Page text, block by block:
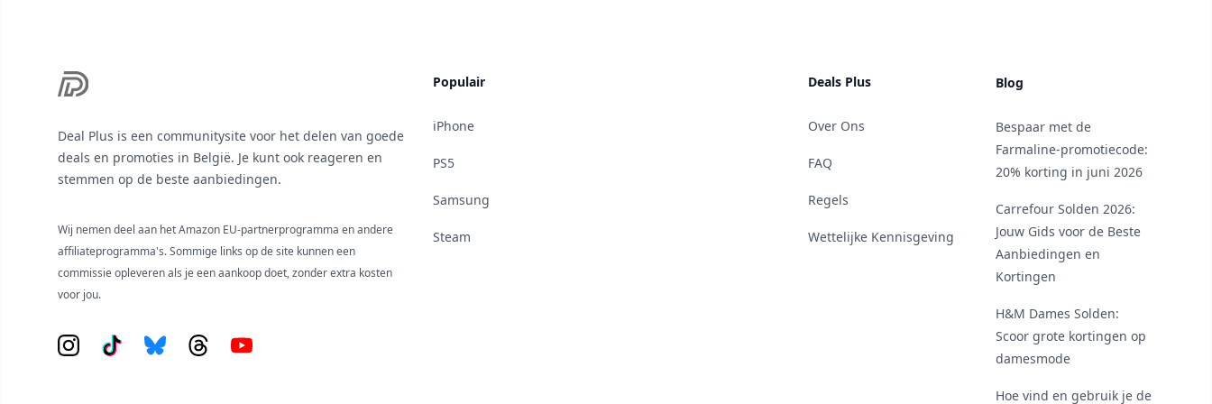
Deal Plus is een communitysite voor het delen van goede
deals en promoties in België. Je kunt ook reageren en
stemmen op de beste aanbiedingen.
Wij nemen deel aan het Amazon EU-partnerprogramma en andere
affiliateprogramma's. Sommige links op de site kunnen een
commissie opleveren als je een aankoop doet, zonder extra kosten
voor jou.
Instagram
Tiktok BlueskyThreadsYouTube
Populair
iPhone
PS5
Samsung
Steam
Deals Plus
Over Ons
FAQ
Regels
Wettelijke Kennisgeving
Blog
Bespaar met de
Farmaline-promotiecode:
20% korting in juni 2026
Carrefour Solden 2026:
Jouw Gids voor de Beste
Aanbiedingen en
Kortingen
H&M Dames Solden:
Scoor grote kortingen op
damesmode
Hoe vind en gebruik je de